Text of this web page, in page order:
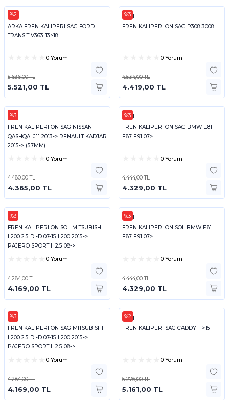
%2
FEBI
ARKA FREN KALIPERI SAG FORD
TRANSIT V363 13>18
0 Yorum
5.636,00 TL
5.521,00 TL
%3
FEBI
FREN KALIPERI ON SAG P308 3008
0 Yorum
4.534,00 TL
4.419,00 TL
%3
FEBI
FREN KALIPERI ON SAG NISSAN
QASHQAI J11 2013-> RENAULT KADJAR
2015-> (57MM)
0 Yorum
4.480,00 TL
4.365,00 TL
%3
FEBI
FREN KALIPERI ON SAG BMW E81
E87 E91 07>
0 Yorum
4.444,00 TL
4.329,00 TL
%3
FEBI
FREN KALIPERI ON SOL MITSUBISHI
L200 2.5 DI-D 07-15 L200 2015->
PAJERO SPORT II 2.5 08->
0 Yorum
4.284,00 TL
4.169,00 TL
%3
FEBI
FREN KALIPERI ON SOL BMW E81
E87 E91 07>
0 Yorum
4.444,00 TL
4.329,00 TL
%3
FEBI
FREN KALIPERI ON SAG MITSUBISHI
L200 2.5 DI-D 07-15 L200 2015->
PAJERO SPORT II 2.5 08->
0 Yorum
4.284,00 TL
4.169,00 TL
%2
FEBI
FREN KALIPERI SAG CADDY 11>15
0 Yorum
5.276,00 TL
5.161,00 TL